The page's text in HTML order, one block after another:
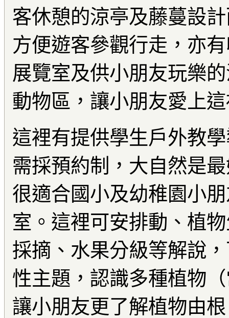
客休憩的涼亭及藤蔓設
方便遊客參觀行走，亦
展覽室及供小朋友玩樂
動物區，讓小朋友愛上
這裡有提供學生戶外教
需採預約制，大自然是
很適合國小及幼稚園小
室。這裡可安排動、植
採摘、水果分級等解說
性主題，認識多種植物
讓小朋友更了解植物由